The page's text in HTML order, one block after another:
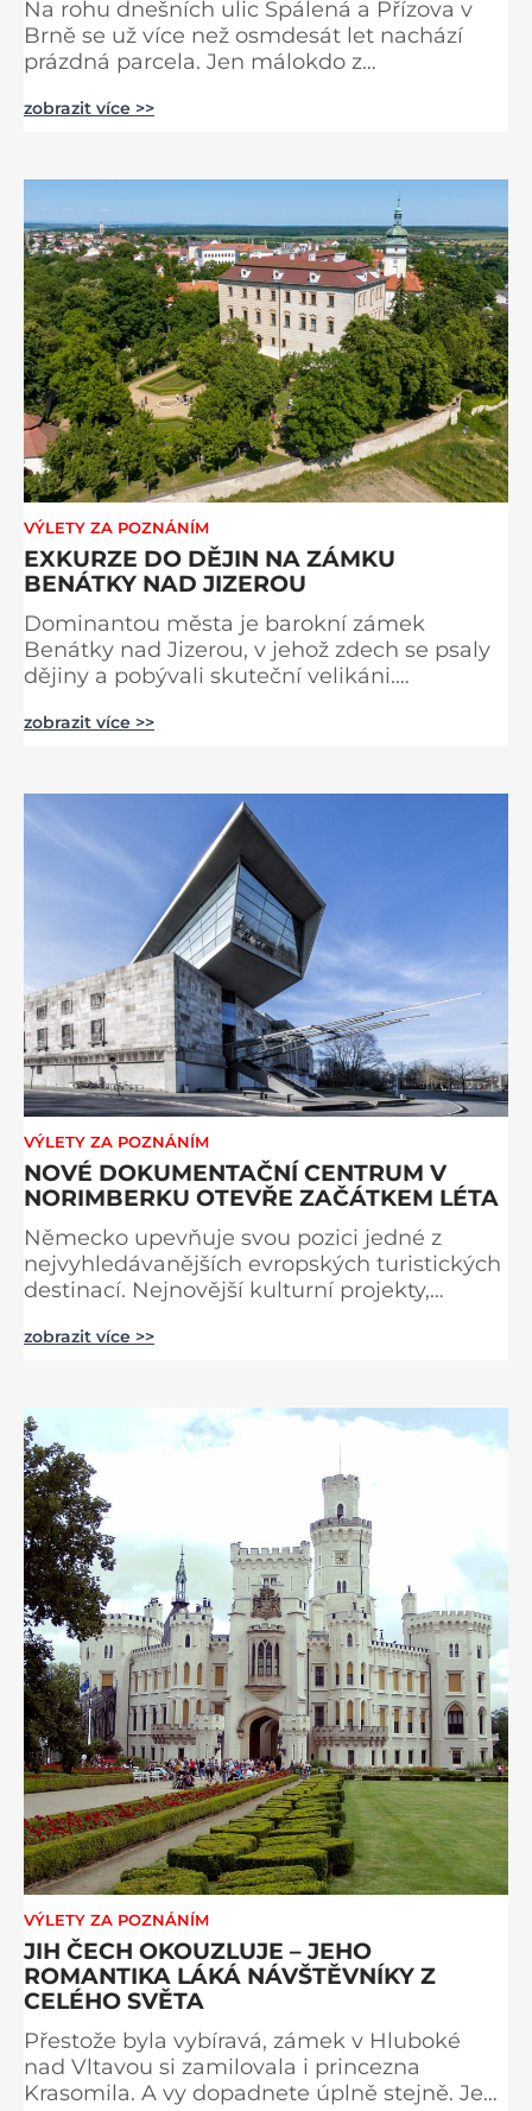
Na rohu dnešních ulic Spálená a Přízova v
Brně se už více než osmdesát let nachází
prázdná parcela. Jen málokdo z
z největších synagog v českých zemích –
Velká synagoga byla slavnostně otevřena v
roce 1856, v době, kdy se město proměňovalo
v p
zobrazit více >>
VÝLETY ZA POZNÁNÍM
EXKURZE DO DĚJIN NA ZÁMKU
BENÁTKY NAD JIZEROU
Dominantou města je barokní zámek
Benátky nad Jizerou, v jehož zdech se psaly
dějiny a pobývali skuteční velikáni.
tu prováděl svá slavná astronomická měření
spolupráci s jeho přítelem, slavným Janem
Keplerem. Tímto historickým setkáním je
inspirována i zážitková mobilní detek
zobrazit více >>
VÝLETY ZA POZNÁNÍM
NOVÉ DOKUMENTAČNÍ CENTRUM V
NORIMBERKU OTEVŘE ZAČÁTKEM LÉTA
Německo upevňuje svou pozici jedné z
nejvyhledávanějších evropských turistických
destinací. Nejnovější kulturní projekty,
rekonstrukce historických památek přitahují
moderní zážitky do jedinečné nabídky
turistických míst – přinášíme jejich výběr. Po
přibližně pětileté
zobrazit více >>
VÝLETY ZA POZNÁNÍM
JIH ČECH OKOUZLUJE – JEHO
ROMANTIKA LÁKÁ NÁVŠTĚVNÍKY Z
CELÉHO SVĚTA
Přestože byla vybíravá, zámek v Hluboké
nad Vltavou si zamilovala i princezna
Krasomila. A vy dopadnete úplně stejně. Je